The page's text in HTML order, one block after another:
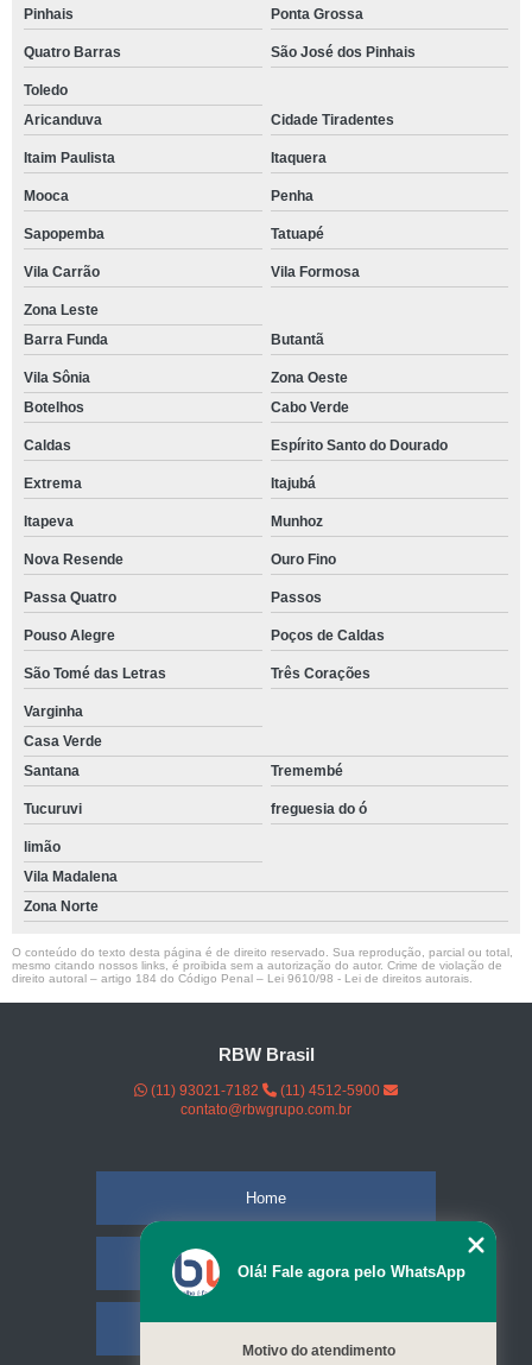
Pinhais Ponta Grossa
Quatro Barras São José dos Pinhais
Toledo
Aricanduva
Cidade Tiradentes
Itaim Paulista Itaquera
Mooca Penha
Sapopemba Tatuapé
Vila Carrão Vila Formosa
Zona Leste
Barra Funda
Butantã
Vila Sônia
Zona Oeste
Botelhos
Cabo Verde
Caldas Espírito Santo do Dourado
Extrema Itajubá
Itapeva Munhoz
Nova Resende Ouro Fino
Passa Quatro Passos
Pouso Alegre Poços de Caldas
São Tomé das Letras Três Corações
Varginha
Casa Verde
Santana
Tremembé
Tucuruvi freguesia do ó
limão
Vila Madalena
Zona Norte
O conteúdo do texto desta página é de direito reservado. Sua reprodução, parcial ou total,
mesmo citando nossos links, é proibida sem a autorização do autor. Crime de violação de
direito autoral – artigo 184 do Código Penal – Lei 9610/98 - Lei de direitos autorais
RBW Brasil
(11) 93021-7182
(11) 4512-5900
contato@rbwgrupo.com.br
Home
Empresa
Olá! Fale agora pelo WhatsApp
Motivo do atendimento